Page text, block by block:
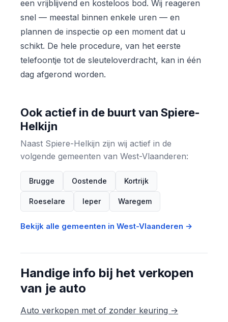
een vrijblijvend en kosteloos bod. Wij reageren
snel — meestal binnen enkele uren — en
plannen de inspectie op een moment dat u
schikt. De hele procedure, van het eerste
telefoontje tot de sleuteloverdracht, kan in één
dag afgerond worden.
Ook actief in de buurt van Spiere-
Helkijn
Naast Spiere-Helkijn zijn wij actief in de
volgende gemeenten van West-Vlaanderen:
Brugge Oostende Kortrijk
Roeselare Ieper Waregem
Bekijk alle gemeenten in West-Vlaanderen →
Handige info bij het verkopen
van je auto
Auto verkopen met of zonder keuring →